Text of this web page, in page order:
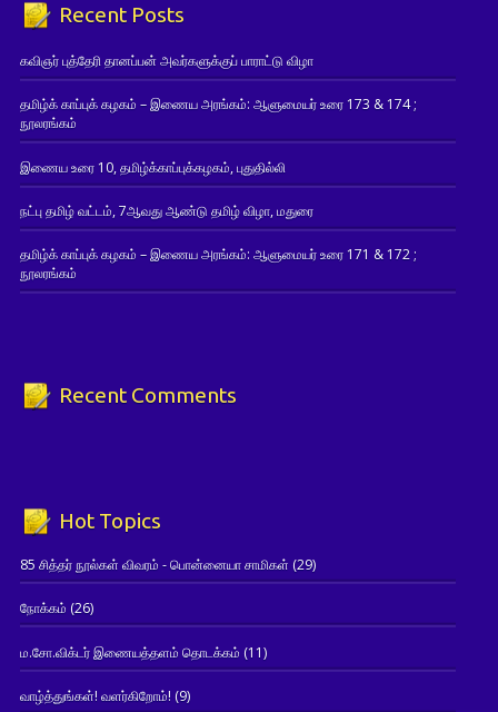
Recent Posts
கவிஞர் புத்தேரி தானப்பன் அவர்களுக்குப் பாராட்டு விழா
தமிழ்க் காப்புக் கழகம் – இணைய அரங்கம்: ஆளுமையர் உரை 173 & 174 ;
நூலரங்கம்
இணைய உரை 10, தமிழ்க்காப்புக்கழகம், புதுதில்லி
நட்பு தமிழ் வட்டம், 7ஆவது ஆண்டு தமிழ் விழா, மதுரை
தமிழ்க் காப்புக் கழகம் – இணைய அரங்கம்: ஆளுமையர் உரை 171 & 172 ;
நூலரங்கம்
Recent Comments
Hot Topics
85 சித்தர் நூல்கள் விவரம் - பொன்னையா சாமிகள் (29)
நோக்கம் (26)
ம.சோ.விக்டர் இணையத்தளம் தொடக்கம் (11)
வாழ்த்துங்கள்! வளர்கிறோம்! (9)